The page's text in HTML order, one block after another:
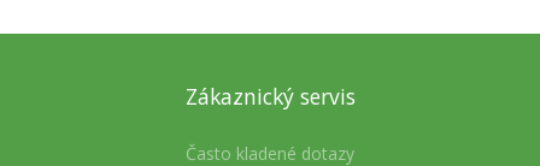
Zákaznický servis
Často kladené dotazy